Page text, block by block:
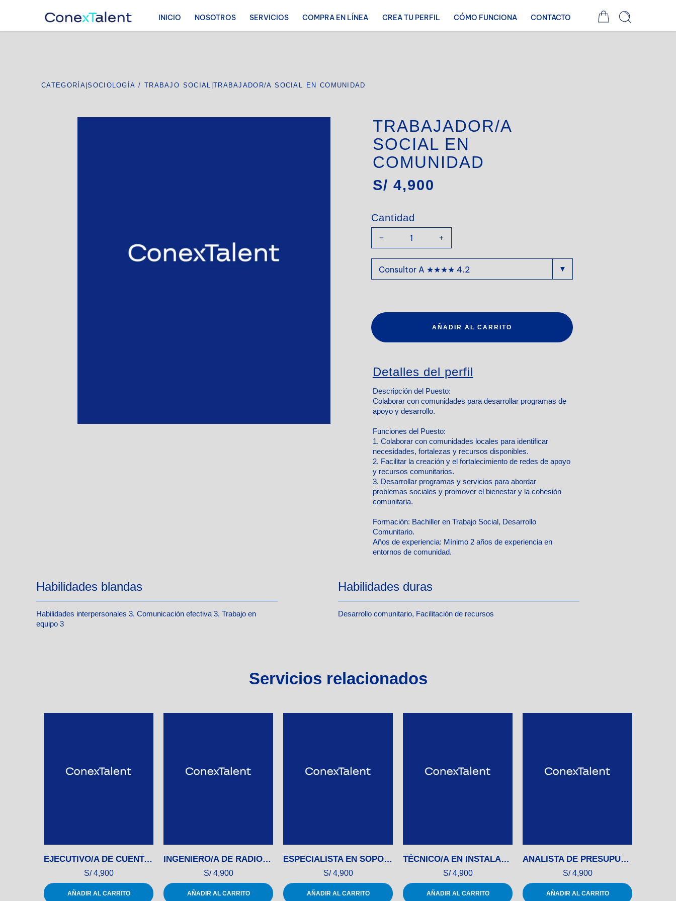
INICIO NOSOTROS SERVICIOS COMPRA EN LÍNEA CREA TU PERFIL CÓMO FUNCIONA CONTACTO
CATEGORÍA|SOCIOLOGÍA / TRABAJO SOCIAL |TRABAJADOR/A SOCIAL EN COMUNIDAD
TRABAJADOR/A
SOCIAL EN
COMUNIDAD
S/ 4,900
Cantidad
AÑADIR AL CARRITO
Detalles del perfil
Descripción del Puesto:
Colaborar con comunidades para desarrollar programas de
apoyo y desarrollo.
Funciones del Puesto:
1. Colaborar con comunidades locales para identificar
necesidades, fortalezas y recursos disponibles.
2. Facilitar la creación y el fortalecimiento de redes de apoyo
y recursos comunitarios.
3. Desarrollar programas y servicios para abordar
problemas sociales y promover el bienestar y la cohesión
comunitaria.
Formación: Bachiller en Trabajo Social, Desarrollo
Comunitario.
Años de experiencia: Mínimo 2 años de experiencia en
entornos de comunidad.
Habilidades blandas
Habilidades interpersonales 3, Comunicación efectiva 3, Trabajo en
equipo 3
Habilidades duras
Desarrollo comunitario, Facilitación de recursos
Servicios relacionados
EJECUTIVO/A DE CUENTAS CORPORATIVAS
S/4,900
AÑADIR AL CARRITO
INGENIERO/A DE RADIOFRECUENCIA (RF)
S/4,900
AÑADIR AL CARRITO
ESPECIALISTA EN SOPORTE TÉCNICO
S/4,900
AÑADIR AL CARRITO
TÉCNICO/A EN INSTALACIÓN DE EQUIPOS
S/4,900
AÑADIR AL CARRITO
ANALISTA DE PRESUPUESTOS
S/4,900
AÑADIR AL CARRITO